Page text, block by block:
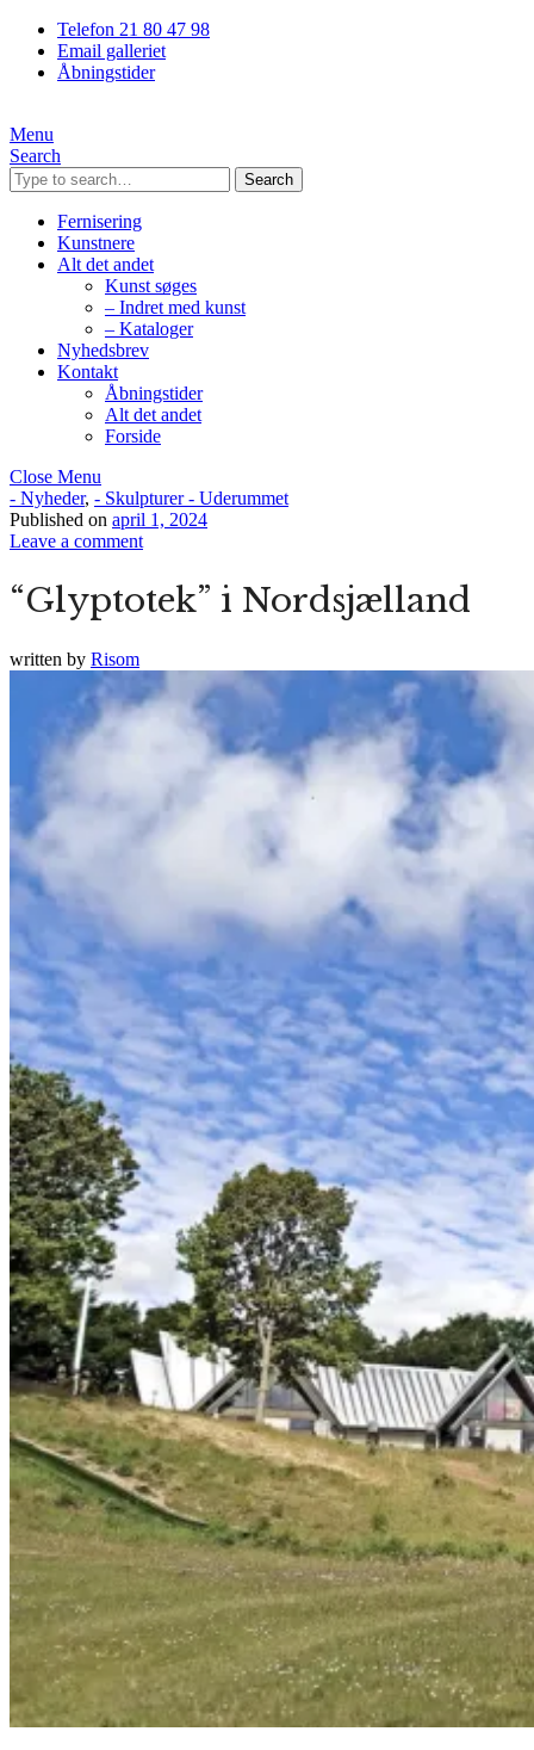
Telefon 21 80 47 98
Email galleriet
Åbningstider
Menu
Search
Search
Fernisering
Kunstnere
Alt det andet
Kunst søges
– Indret med kunst
– Kataloger
Nyhedsbrev
Kontakt
Åbningstider
Alt det andet
Forside
Close Menu
- Nyheder, - Skulpturer - Uderummet
Published on april 1, 2024
Leave a comment
“Glyptotek” i Nordsjælland
written by Risom